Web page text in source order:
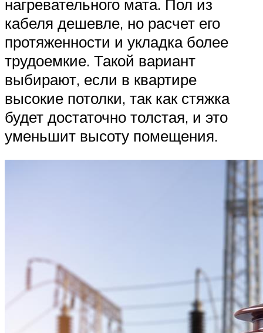
нагревательного мата. Пол из
кабеля дешевле, но расчет его
протяженности и укладка более
трудоемкие. Такой вариант
выбирают, если в квартире
высокие потолки, так как стяжка
будет достаточно толстая, и это
уменьшит высоту помещения.